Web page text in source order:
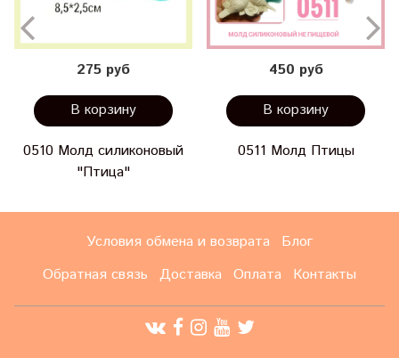
275 руб
В корзину
0510 Молд силиконовый
"Птица"
450 руб
В корзину
0511 Молд Птицы
Условия обмена и возврата
Блог
Обратная связь
Доставка Оплата Контакты